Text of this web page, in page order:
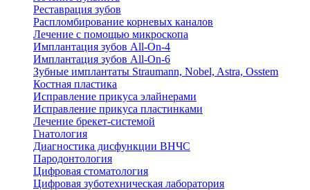
Реставрация зубов
Распломбирование корневых каналов
Лечение с помощью микроскопа
Имплантация зубов All-On-4
Имплантация зубов All-On-6
Зубные имплантаты Straumann, Nobel, Astra, Osstem
Костная пластика
Исправление прикуса элайнерами
Исправление прикуса пластинками
Лечение брекет-системой
Гнатология
Диагностика дисфункции ВНЧС
Пародонтология
Цифровая стоматология
Цифровая зуботехническая лаборатория